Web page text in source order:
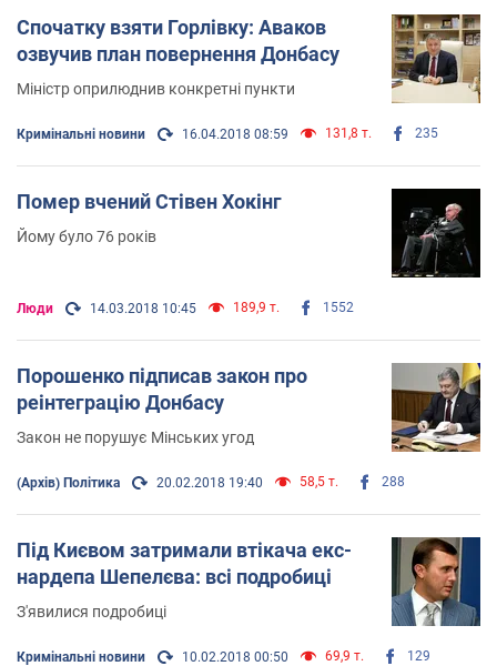
Спочатку взяти Горлівку: Аваков
озвучив план повернення Донбасу
Міністр оприлюднив конкретні пункти
Кримінальні новини 16.04.2018 08:59 131,8 т. 235
Помер вчений Стівен Хокінг
Йому було 76 років
Люди 14.03.2018 10:45 189,9 т. 1552
Порошенко підписав закон про
реінтеграцію Донбасу
Закон не порушує Мінських угод
(Архів) Політика 20.02.2018 19:40 58,5 т. 288
Під Києвом затримали втікача екс-
нардепа Шепелєва: всі подробиці
З'явилися подробиці
Кримінальні новини 10.02.2018 00:50 69,9 т. 129